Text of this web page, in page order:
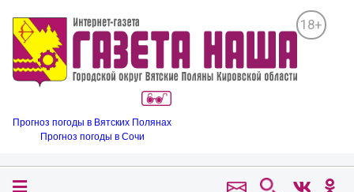
18+
Прогноз погоды в Вятских Полянах
Прогноз погоды в Сочи